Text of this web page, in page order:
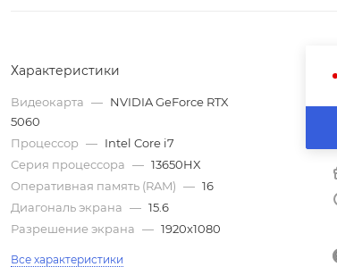
Характеристики
Видеокарта — NVIDIA GeForce RTX
5060
Процессор — Intel Core i7
Серия процессора — 13650HX
Оперативная память (RAM) — 16
Диагональ экрана — 15.6
Разрешение экрана — 1920x1080
Все характеристики